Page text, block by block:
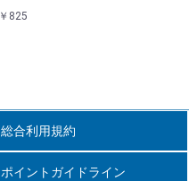
￥825
総合利用規約
ポイントガイドライン